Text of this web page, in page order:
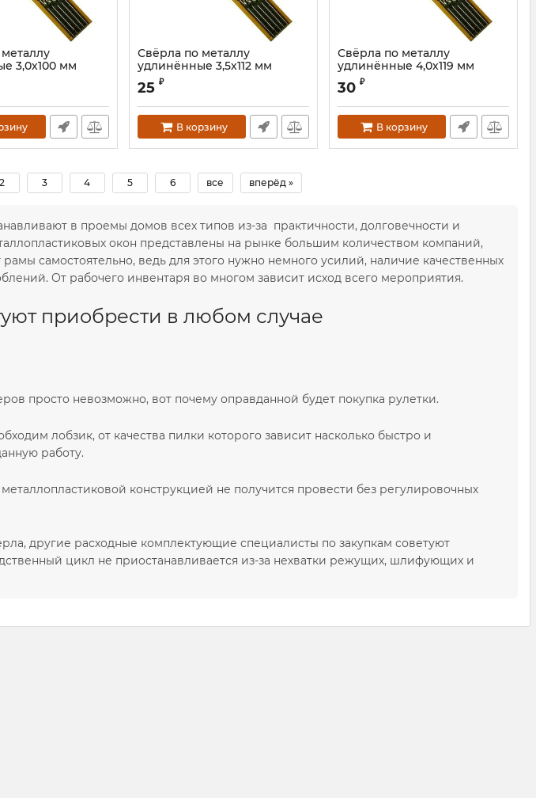
3,0х100 мм
Свёрла по металлу
удлинённые 3,5х112 мм
Артикул:
25 ₽
В корзину
Свёрла по металлу
удлинённые 4,0х119 мм
Артикул:
30 ₽
В корзину
2 3 4 5 6 все вперёд »
в проемы домов всех типов из-за практичности, долговечности и
окон представлены на рынке большим количеством компаний,
самостоятельно, ведь для этого нужно немного усилий, наличие качественных
От рабочего инвентаря во многом зависит исход всего мероприятия.
приобрести в любом случае
просто невозможно, вот почему оправданной будет покупка рулетки.
лобзик, от качества пилки которого зависит насколько быстро и
работу.
конструкцией не получится провести без регулировочных
другие расходные комплектующие специалисты по закупкам советуют
цикл не приостанавливается из-за нехватки режущих, шлифующих и